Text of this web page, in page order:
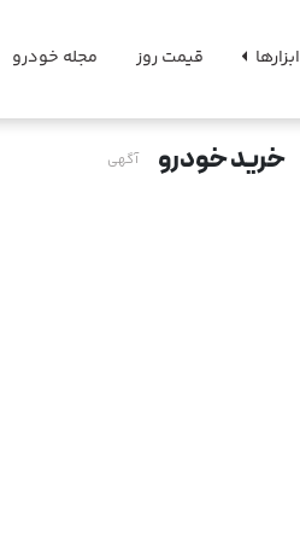
ابزارها قیمت روز مجله خودرو
خرید خودرو آگهی